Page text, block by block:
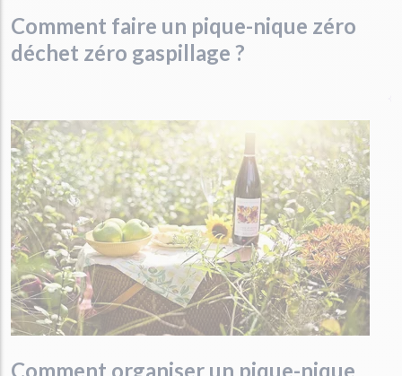
Comment faire un pique-nique zéro
déchet zéro gaspillage ?
Comment organiser un pique-nique